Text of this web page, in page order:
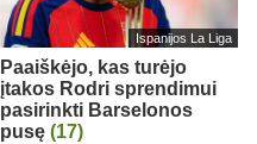
Ispanijos La Liga
Paaiškėjo, kas turėjo
įtakos Rodri sprendimui
pasirinkti Barselonos
pusę (17)